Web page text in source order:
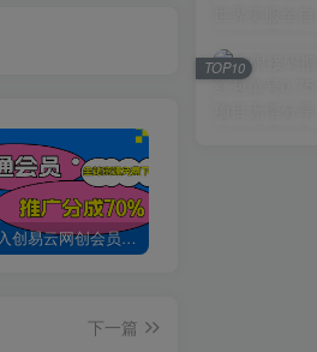
加入创易云网创会员，全站资源免费学习。
下一篇
TOP10